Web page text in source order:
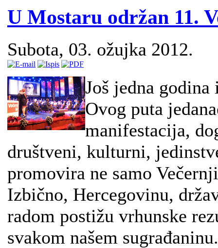
U Mostaru održan 11.
Subota, 03. ožujka 2012.
Još jedna
Ovog puta
manifestacija,
društveni, kulturni,
promovira ne samo
Izbično, Hercegovinu,
radom postižu vrhunske
svakom našem sugrađaninu.